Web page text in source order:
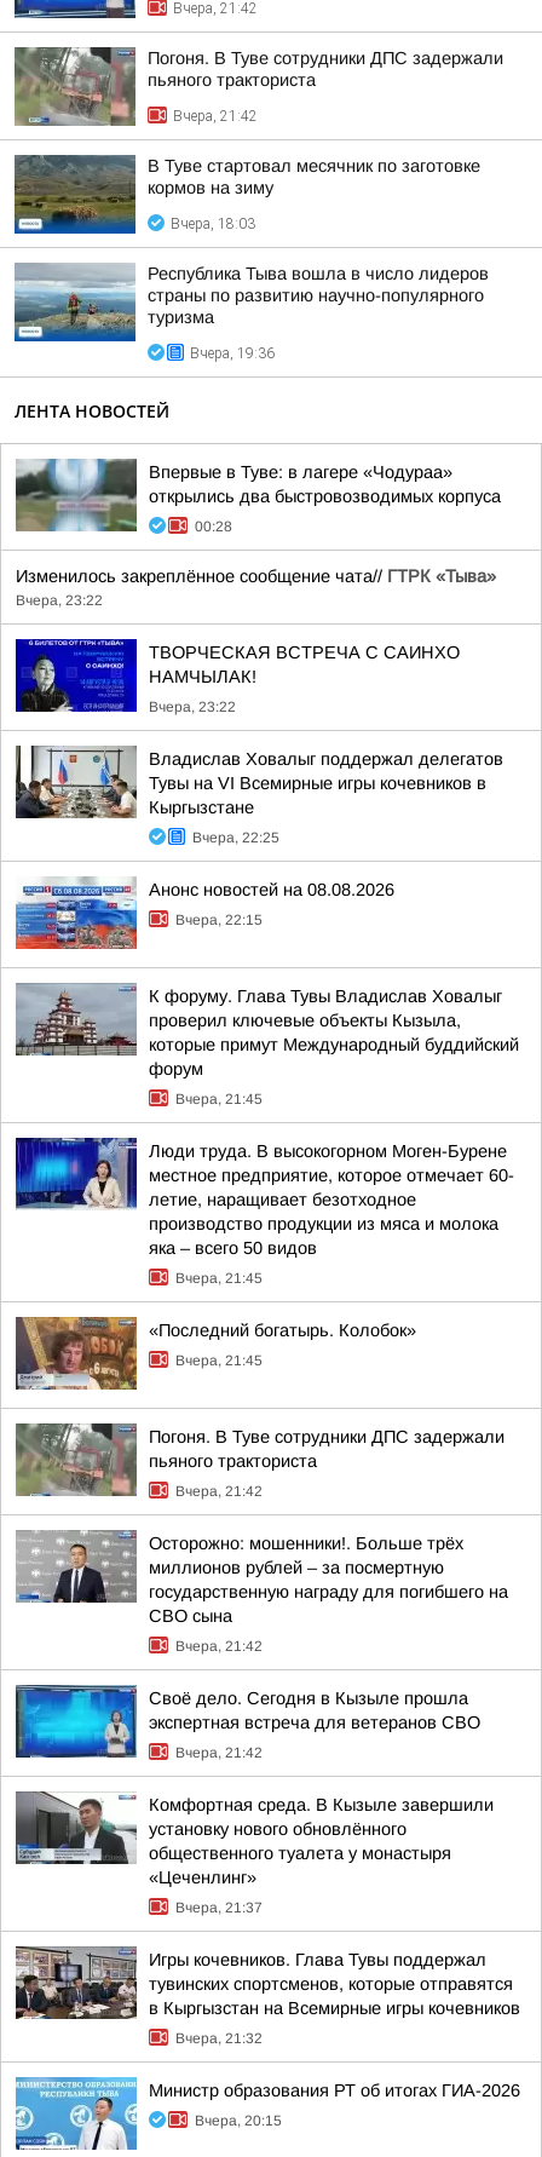
Вчера, 21:42
Погоня. В Туве сотрудники ДПС задержали
пьяного тракториста
Вчера, 21:42
В Туве стартовал месячник по заготовке
кормов на зиму
Вчера, 18:03
Республика Тыва вошла в число лидеров
страны по развитию научно-популярного
туризма
Вчера, 19:36
ЛЕНТА НОВОСТЕЙ
Впервые в Туве: в лагере «Чодураа»
открылись два быстровозводимых корпуса
00:28
Изменилось закреплённое сообщение чата// ГТРК «Тыва»
Вчера, 23:22
ТВОРЧЕСКАЯ ВСТРЕЧА С САИНХО
НАМЧЫЛАК!
Вчера, 23:22
Владислав Ховалыг поддержал делегатов
Тувы на VI Всемирные игры кочевников в
Кыргызстане
Вчера, 22:25
Анонс новостей на 08.08.2026
Вчера, 22:15
К форуму. Глава Тувы Владислав Ховалыг
проверил ключевые объекты Кызыла,
которые примут Международный буддийский
форум
Вчера, 21:45
Люди труда. В высокогорном Моген-Бурене
местное предприятие, которое отмечает 60-
летие, наращивает безотходное
производство продукции из мяса и молока
яка – всего 50 видов
Вчера, 21:45
«Последний богатырь. Колобок»
Вчера, 21:45
Погоня. В Туве сотрудники ДПС задержали
пьяного тракториста
Вчера, 21:42
Осторожно: мошенники!. Больше трёх
миллионов рублей – за посмертную
государственную награду для погибшего на
СВО сына
Вчера, 21:42
Своё дело. Сегодня в Кызыле прошла
экспертная встреча для ветеранов СВО
Вчера, 21:42
Комфортная среда. В Кызыле завершили
установку нового обновлённого
общественного туалета у монастыря
«Цеченлинг»
Вчера, 21:37
Игры кочевников. Глава Тувы поддержал
тувинских спортсменов, которые отправятся
в Кыргызстан на Всемирные игры кочевников
Вчера, 21:32
Министр образования РТ об итогах ГИА-2026
Вчера, 20:15